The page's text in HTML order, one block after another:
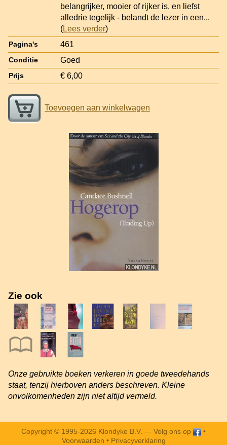
belangrijker, mooier of rijker is, en liefst
alledrie tegelijk - belandt de lezer in een...
(Lees verder)
Pagina's 461
Conditie Goed
Prijs € 6,00
Toevoegen aan winkelwagen
Zie ook
Onze gebruikte boeken verkeren in goede tweedehands
staat, tenzij hierboven anders beschreven. Kleine
onvolkomenheden zijn niet altijd vermeld.
Copyright © 1995-2026 Klondyke B.V. — Volg ons op
•
Voorwaarden • Privacyverklaring